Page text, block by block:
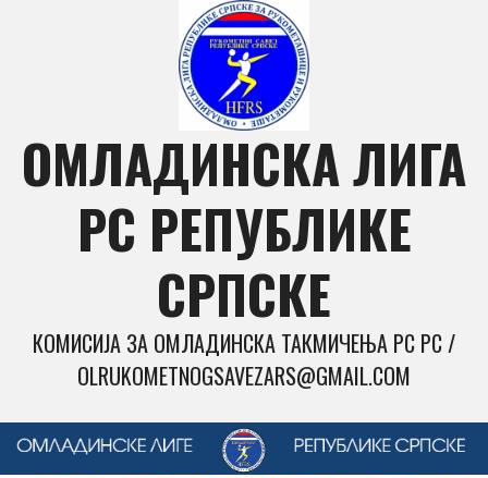
ОМЛАДИНСКА ЛИГА
РС РЕПУБЛИКЕ
СРПСКЕ
КОМИСИЈА ЗА ОМЛАДИНСКА ТАКМИЧЕЊА РС РС /
OLRUKOMETNOGSAVEZARS@GMAIL.COM